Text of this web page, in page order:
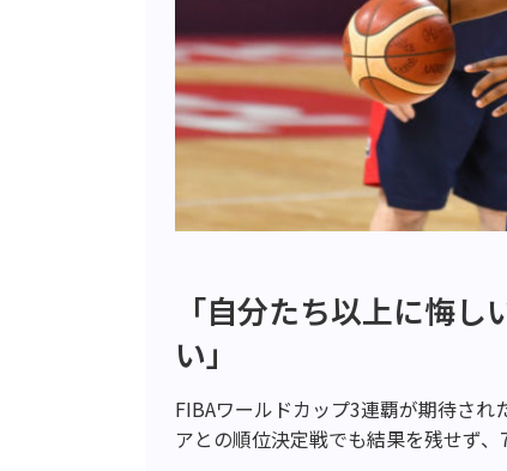
「自分たち以上に悔
い」
FIBAワールドカップ3連覇が期待さ
アとの順位決定戦でも結果を残せず、